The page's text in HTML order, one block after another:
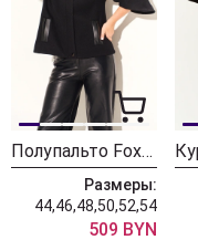
Полупальто Foxy Fox 1679 черный
Размеры:
44,46,48,50,52,54
509 BYN